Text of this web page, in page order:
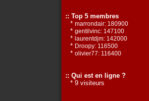
:: Top 5 membres
* marrondair: 180900
* gentilvinc: 147100
* laurentdjm: 142000
* Droopy: 116500
* olivier77: 116400
:: Qui est en ligne ?
* 9 visiteurs